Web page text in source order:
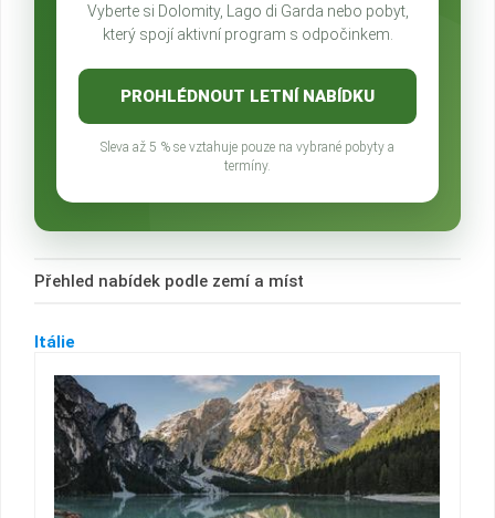
Vyberte si Dolomity, Lago di Garda nebo pobyt,
který spojí aktivní program s odpočinkem.
PROHLÉDNOUT LETNÍ NABÍDKU
Sleva až 5 % se vztahuje pouze na vybrané pobyty a
termíny.
Přehled nabídek podle zemí a míst
Itálie